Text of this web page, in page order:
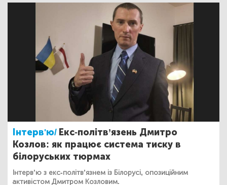
Інтерв'ю/ Екс-політв’язень Дмитро
Козлов: як працює система тиску в
білоруських тюрмах
Інтерв’ю з екс-політв’язнем із Білорусі, опозиційним
активістом Дмитром Козловим.